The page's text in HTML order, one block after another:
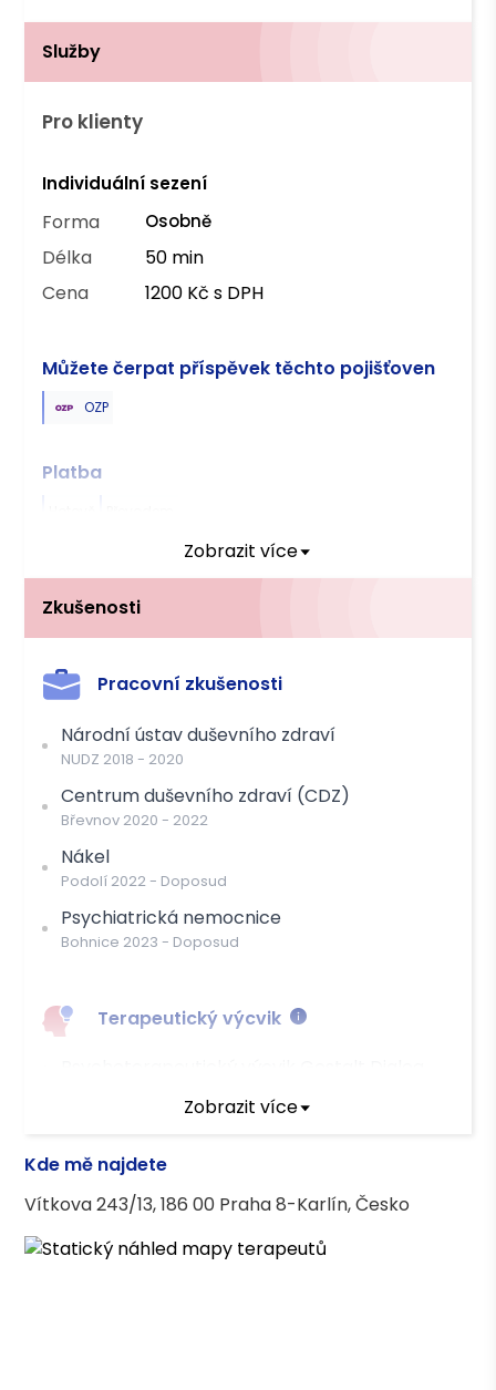
Služby
Pro klienty
Individuální sezení
Forma Osobně
Délka
50 min
Cena
1200 Kč s DPH
Můžete čerpat příspěvek těchto pojišťoven
OZP
Platba
Zobrazit více
Zkušenosti
Pracovní zkušenosti
Národní ústav duševního zdraví
NUDZ 2018 - 2020
Centrum duševního zdraví (CDZ)
Břevnov 2020 - 2022
Nákel
Podolí 2022- Doposud
Psychiatrická nemocnice
Bohnice 2023 - Doposud
Terapeutický výcvik
Kurz krizové intervence (Déčko Liberec)
Výcvik v relaxačních technikách (Helios)
Mindfulness based stres reduction (Paula
Zobrazit více
Kde mě najdete
Vítkova 243/13, 186 00 Praha 8-Karlín, Česko